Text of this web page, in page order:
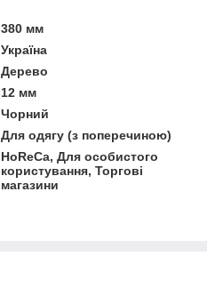
380 мм
Україна
Дерево
12 мм
Чорний
Для одягу (з поперечиною)
HoReCa, Для особистого
користування, Торгові
магазини